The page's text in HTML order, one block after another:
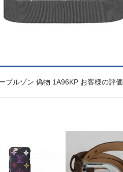
ブルゾン 偽物 1A96KP お客様の評価